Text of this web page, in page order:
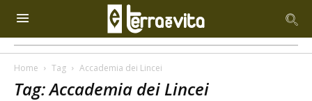
Home Tag Accademia dei Lincei
Tag: Accademia dei Lincei